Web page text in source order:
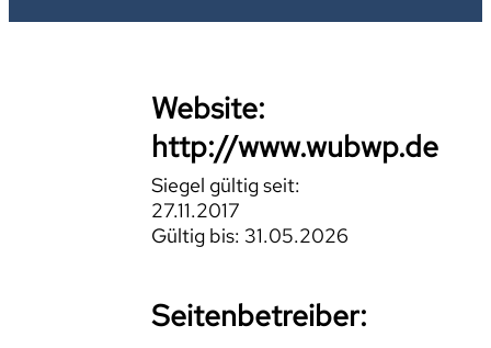
Website:
http://www.wubwp.de
Siegel gültig seit:
27.11.2017
Gültig bis: 31.05.2026
Seitenbetreiber: